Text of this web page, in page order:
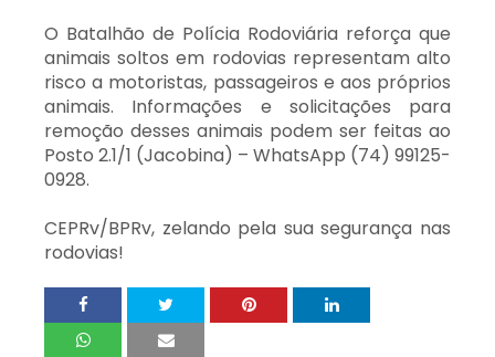
O Batalhão de Polícia Rodoviária reforça que
animais soltos em rodovias representam alto
risco a motoristas, passageiros e aos próprios
animais. Informações e solicitações para
remoção desses animais podem ser feitas ao
Posto 2.1/1 (Jacobina) – WhatsApp (74) 99125-
0928.
CEPRv/BPRv, zelando pela sua segurança nas
rodovias!